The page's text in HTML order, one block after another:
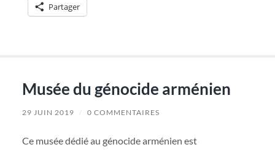
Partager
Musée du génocide arménien
29 JUIN 2019 / 0 COMMENTAIRES
Ce musée dédié au génocide arménien est